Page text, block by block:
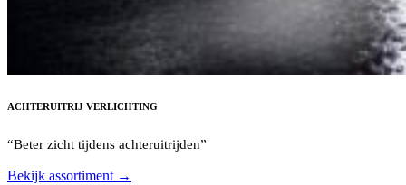
ACHTERUITRIJ VERLICHTING
“Beter zicht tijdens achteruitrijden”
Bekijk assortiment →